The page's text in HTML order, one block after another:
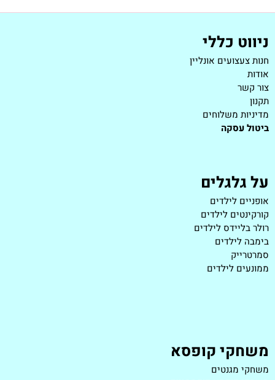
ניווט כללי
חנות צעצועים אונליין
אודות
צור קשר
תקנון
מדיניות משלוחים
ביטול עסקה
על גלגלים
אופניים לילדים
קורקינטים לילדים
רולר בליידס לילדים
בימבה לילדים
סמרטרייק
ממונעים לילדים
משחקי קופסא
משחקי מגנטים